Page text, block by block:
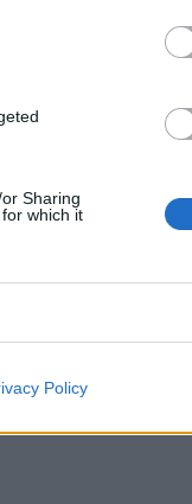
Sharing
which it
Policy